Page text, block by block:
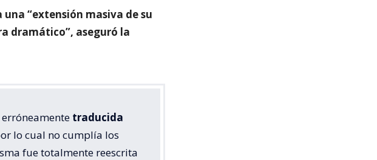
“extensión masiva de su
dramático”, aseguró la
traducida
lo cual no cumplía los
fue totalmente reescrita